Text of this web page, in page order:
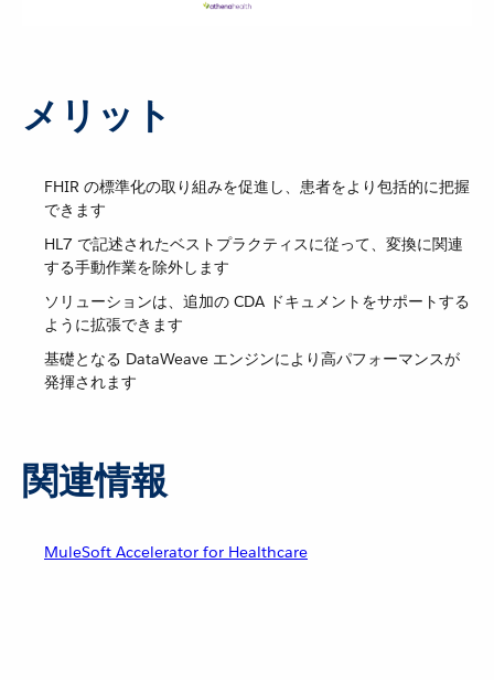
メリット
FHIR の標準化の取り組みを促進し、患者をより包括的に把握
できます
HL7 で記述されたベストプラクティスに従って、変換に関連
する手動作業を除外します
ソリューションは、追加の CDA ドキュメントをサポートする
ように拡張できます
基礎となる DataWeave エンジンにより高パフォーマンスが
発揮されます
関連情報
MuleSoft Accelerator for Healthcare